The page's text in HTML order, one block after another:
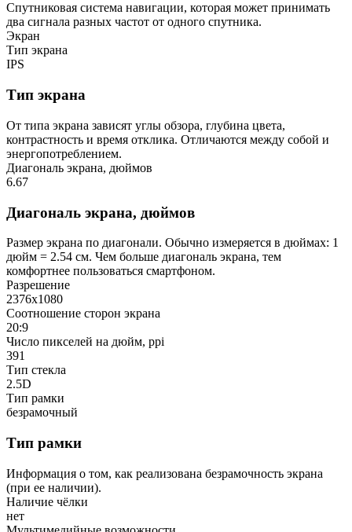
Cпутниковая система навигации, которая может принимать
два сигнала разных частот от одного спутника.
Экран
Тип экрана
IPS
Тип экрана
От типа экрана зависят углы обзора, глубина цвета,
контрастность и время отклика. Отличаются между собой и
энергопотреблением.
Диагональ экрана, дюймов
6.67
Диагональ экрана, дюймов
Размер экрана по диагонали. Обычно измеряется в дюймах: 1
дюйм = 2.54 см. Чем больше диагональ экрана, тем
комфортнее пользоваться смартфоном.
Разрешение
2376x1080
Соотношение сторон экрана
20:9
Число пикселей на дюйм, ppi
391
Тип стекла
2.5D
Тип рамки
безрамочный
Тип рамки
Информация о том, как реализована безрамочность экрана
(при ее наличии).
Наличие чёлки
нет